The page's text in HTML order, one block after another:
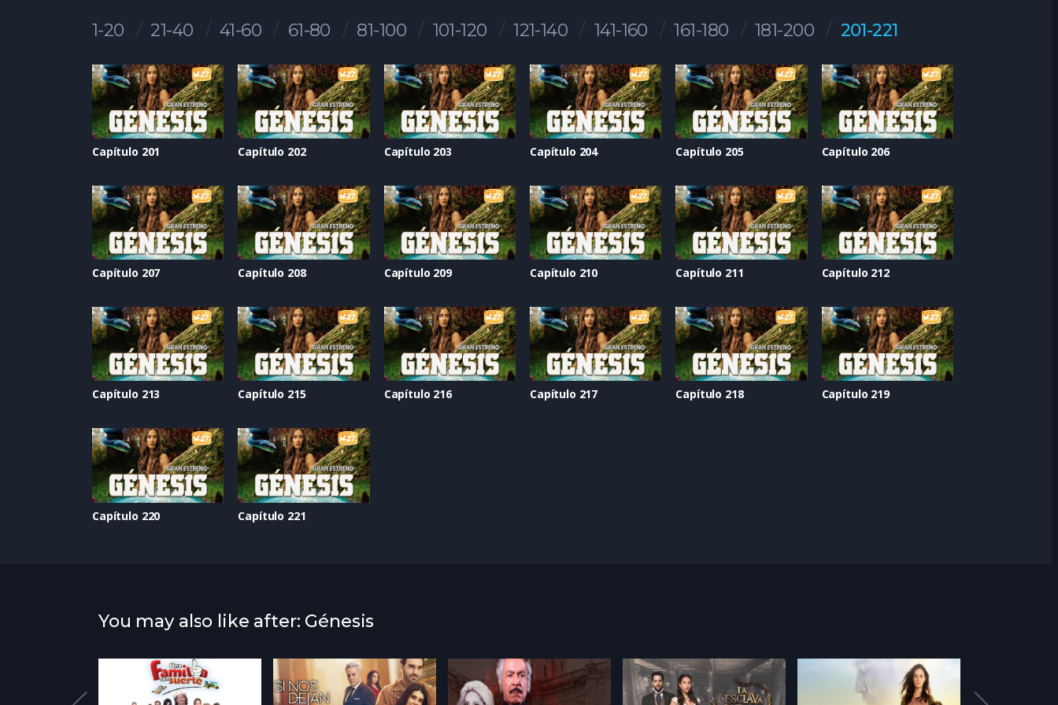
1-20 21-40 41-60 61-80 81-100 101-120 121-140 141-160 161-180 181-200 201-221
Capítulo 201 Capítulo 202 Capítulo 203 Capítulo 204 Capítulo 205 Capítulo 206
Capítulo 207 Capítulo 208 Capítulo 209 Capítulo 210 Capítulo 211 Capítulo 212
Capítulo 213 Capítulo 215 Capítulo 216 Capítulo 217 Capítulo 218 Capítulo 219
Capítulo 220 Capítulo 221
You may also like after: Génesis